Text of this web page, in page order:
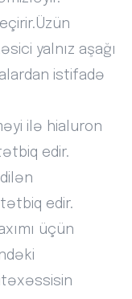
yalnız aşağı
istifadə
ilə hialuron
edir.
edir.
üçün